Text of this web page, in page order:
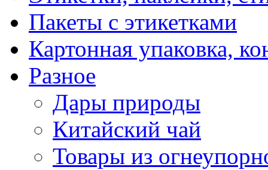
Пакеты с этикетками
Картонная упаковка,
Разное
Дары природы
Китайский чай
Товары из